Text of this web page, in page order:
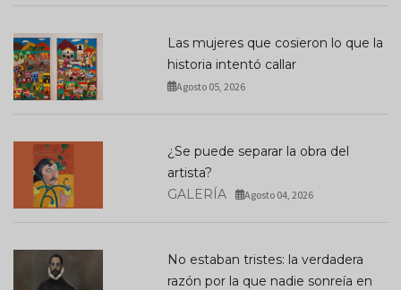
Las mujeres que cosieron lo que la
historia intentó callar
Agosto 05, 2026
¿Se puede separar la obra del
artista?
GALERÍA
Agosto 04, 2026
No estaban tristes: la verdadera
razón por la que nadie sonreía en